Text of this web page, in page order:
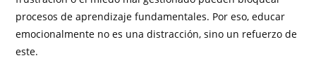
procesos de aprendizaje fundamentales. Por eso, educar
emocionalmente no es una distracción, sino un refuerzo de
este.